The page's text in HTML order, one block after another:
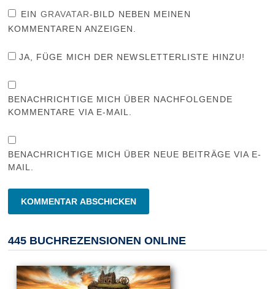
EIN GRAVATAR-BILD NEBEN MEINEN
KOMMENTAREN ANZEIGEN.
JA, FÜGE MICH DER NEWSLETTERLISTE HINZU!
BENACHRICHTIGE MICH ÜBER NACHFOLGENDE
KOMMENTARE VIA E-MAIL.
BENACHRICHTIGE MICH ÜBER NEUE BEITRÄGE VIA E-
MAIL.
445 BUCHREZENSIONEN ONLINE